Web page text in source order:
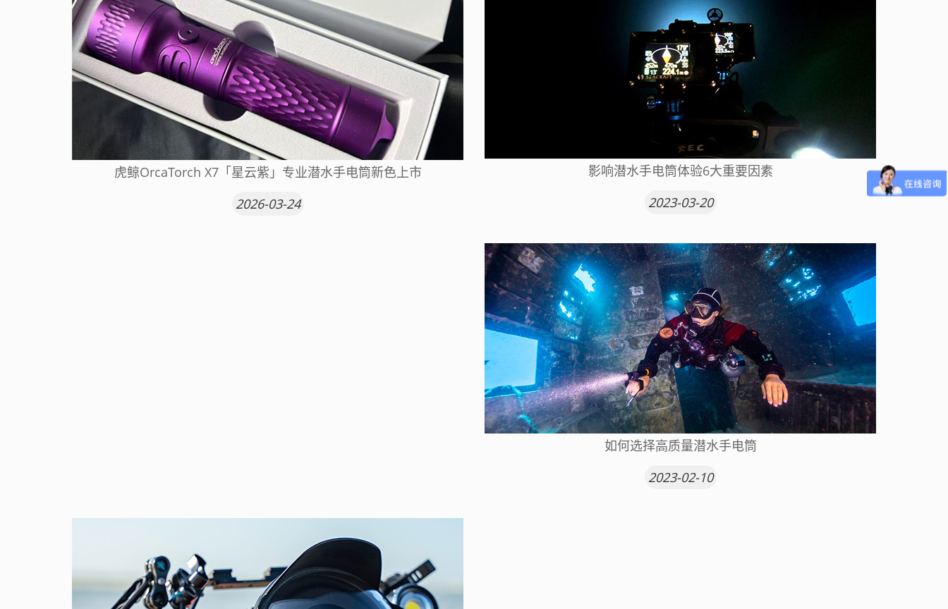
虎鲸OrcaTorch X7「星云紫」专业潜水手电筒新色上市
2026-03-24
影响潜水手电筒体验6大重要因素
2023-03-20
如何选择高质量潜水手电筒
2023-02-10